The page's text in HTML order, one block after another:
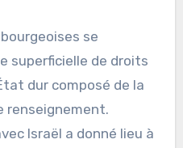
se
superficielle de droits
dur composé de la
renseignement.
Israël a donné lieu à